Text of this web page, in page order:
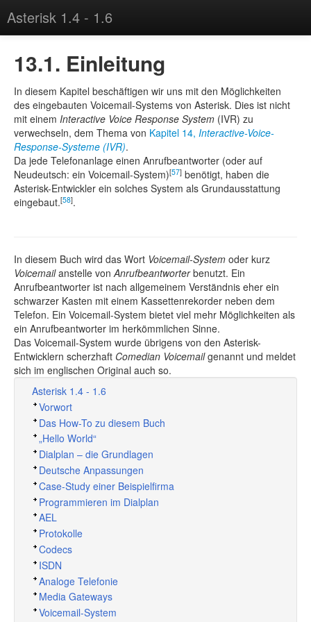
Asterisk 1.4 - 1.6
13.1. Einleitung
In diesem Kapitel beschäftigen wir uns mit den Möglichkeiten
des eingebauten Voicemail-Systems von Asterisk. Dies ist nicht
mit einem Interactive Voice Response System (IVR) zu
verwechseln, dem Thema von Kapitel 14, Interactive-Voice-
Response-Systeme (IVR).
Da jede Telefonanlage einen Anrufbeantworter (oder auf
Neudeutsch: ein Voicemail-System)[57] benötigt, haben die
Asterisk-Entwickler ein solches System als Grundausstattung
eingebaut.[58].
In diesem Buch wird das Wort Voicemail-System oder kurz
Voicemailanstelle vonAnrufbeantworterbenutzt. Ein
Anrufbeantworter ist nach allgemeinem Verständnis eher ein
schwarzer Kasten mit einem Kassettenrekorder neben dem
Telefon. Ein Voicemail-System bietet viel mehr Möglichkeiten als
ein Anrufbeantworter im herkömmlichen Sinne.
Das Voicemail-System wurde übrigens von den Asterisk-
Entwicklern scherzhaft Comedian Voicemailgenannt und meldet
sich im englischen Original auch so.
Asterisk 1.4 - 1.6
Vorwort
Das How-To zu diesem Buch
„Hello World“
Dialplan – die Grundlagen
Deutsche Anpassungen
Case-Study einer Beispielfirma
Programmieren im Dialplan
AEL
Protokolle
Codecs
ISDN
Analoge Telefonie
Media Gateways
Voicemail-System